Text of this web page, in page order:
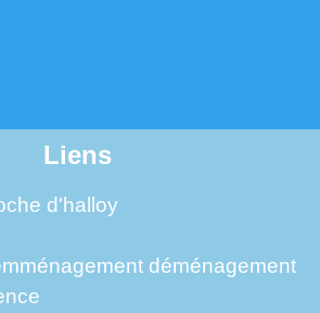
Liens
d'halloy
déménagement